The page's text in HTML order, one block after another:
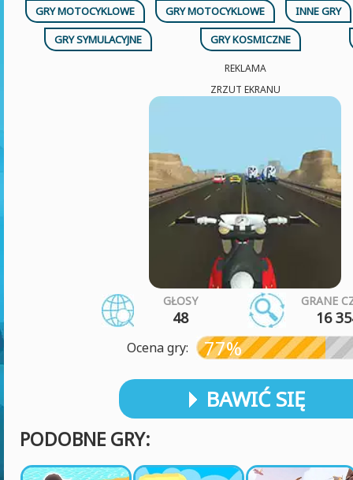
GRY MOTOCYKLOWE
GRY MOTOCYKLOWE
INNE GRY
GRY SYMULACYJNE
GRY KOSMICZNE
REKLAMA
ZRZUT EKRANU
GŁOSY
48
GRANE
16
Ocena gry: 77%
BAWIĆ SIĘ
PODOBNE GRY: